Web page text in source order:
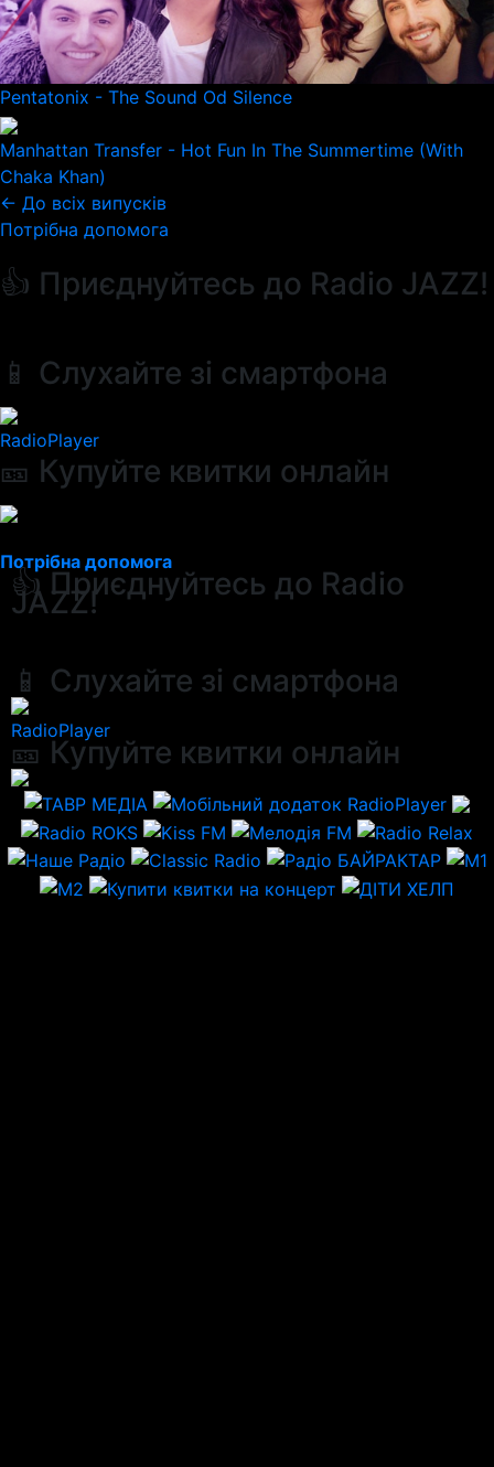
Pentatonix - The Sound Od Silence
Manhattan Transfer - Hot Fun In The Summertime (With
Chaka Khan)
← До всіх випусків
Потрібна допомога
👍 Приєднуйтесь до Radio JAZZ!
📱 Слухайте зі смартфона
RadioPlayer
🎫 Купуйте квитки онлайн
Потрібна допомога
👍 Приєднуйтесь до Radio
JAZZ!
📱 Слухайте зі смартфона
RadioPlayer
🎫 Купуйте квитки онлайн